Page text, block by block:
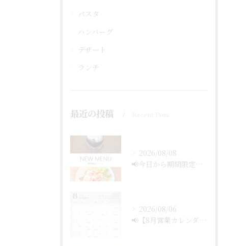
パスタ
ハンバーグ
デザート
ランチ
最近の投稿 Recent Posts
2026/08/08
📢今日から期間限定メニュー✨
2026/08/06
📢【8月営業カレンダー最新版のお知らせ】📅